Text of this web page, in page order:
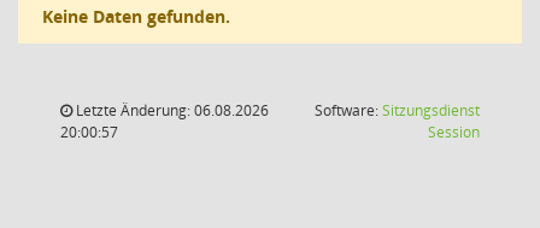
Keine Daten gefunden.
Letzte Änderung: 06.08.2026
20:00:57
Software:Sitzungsdienst
Session(Wird in